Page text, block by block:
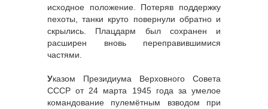
исходное положение. Потеряв поддержку
пехоты, танки круто повернули обратно и
скрылись. Плацдарм был сохранен и
расширен вновь переправившимися
частями.
Указом Президиума Верховного Совета
СССР от 24 марта 1945 года за умелое
командование пулемётным взводом при